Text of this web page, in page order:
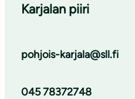
Karjalan piiri
pohjois-karjala@sll.fi
045 78372748